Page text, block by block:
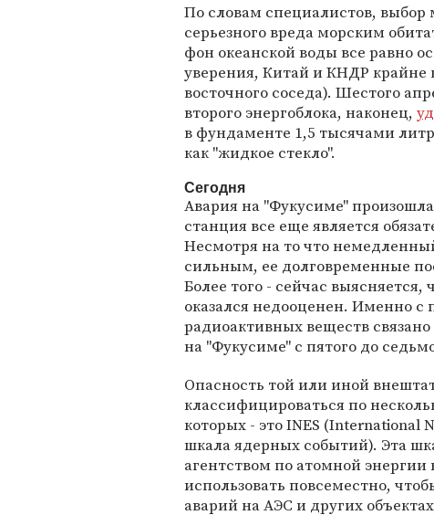
По словам специалистов,
серьезного вреда морским
фон океанской воды все равно
уверения, Китай и КНДР крайне
восточного соседа). Шестого
второго энергоблока, наконец,
в фундаменте 1,5 тысячами
как "жидкое стекло".
Сегодня
Авария на "Фукусиме"
станция все еще является
Несмотря на то что
сильным, ее долговременные
Более того - сейчас
оказался недооценен. Именно с
радиоактивных веществ
на "Фукусиме" с пятого до
Опасность той или иной
классифицироваться по
которых - это INES
шкала ядерных событий). Эта
агентством по атомной энергии
использовать повсеместно,
аварий на АЭС и других